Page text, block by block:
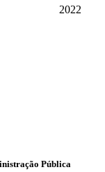
2022
Pública